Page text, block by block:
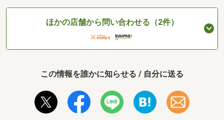
ほかの店舗から問い合わせる（2件）
この情報を誰かに知らせる / 自分に送る